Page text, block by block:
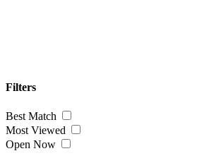
Filters
Best Match
Most Viewed
Open Now